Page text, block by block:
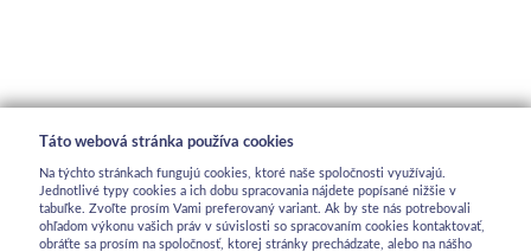
Táto webová stránka používa cookies
Na týchto stránkach fungujú cookies, ktoré naše spoločnosti využívajú.
Jednotlivé typy cookies a ich dobu spracovania nájdete popísané nižšie v
tabuľke. Zvoľte prosím Vami preferovaný variant. Ak by ste nás potrebovali
ohľadom výkonu vašich práv v súvislosti so spracovaním cookies kontaktovať,
obráťte sa prosím na spoločnosť, ktorej stránky prechádzate, alebo na nášho